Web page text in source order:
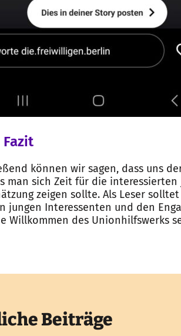
können wir sagen, dass uns
man sich Zeit für die
zeigen sollte. Als Leser
jungen Interessenten und den
Willkommen des Unionhilfswerks
Beiträge